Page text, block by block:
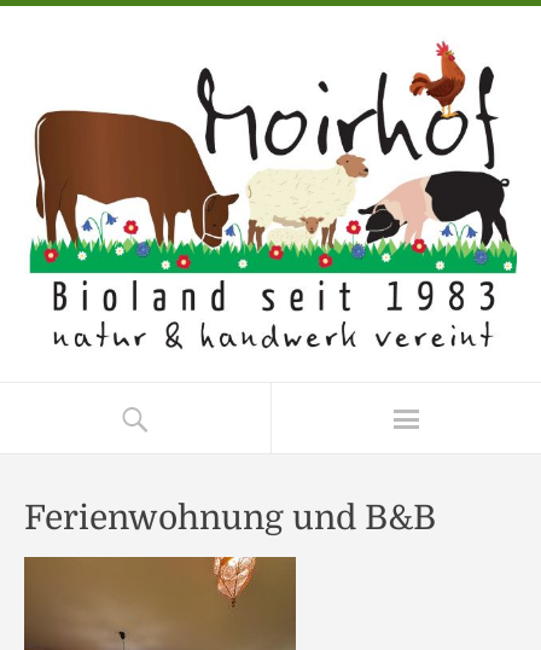
Ferienwohnung und B&B